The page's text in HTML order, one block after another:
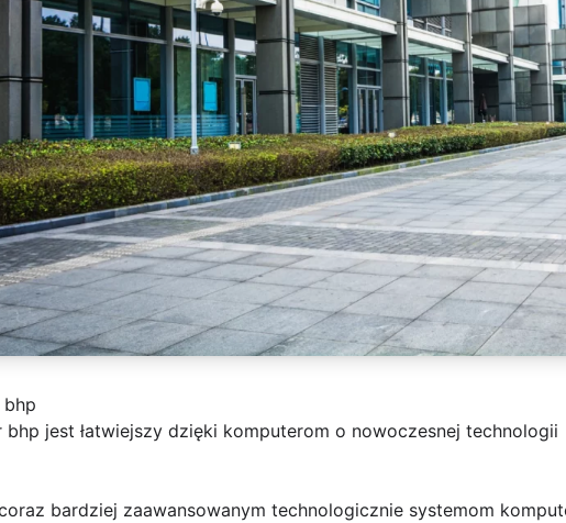
bhp jest łatwiejszy dzięki komputerom o nowoczesnej technologii
bardziej zaawansowanym technologicznie systemom